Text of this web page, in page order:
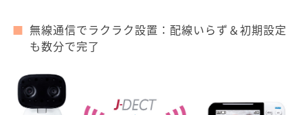
無線通信でラクラク設置：配線いらず＆初期設定
も数分で完了